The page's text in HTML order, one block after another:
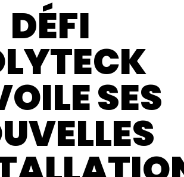
DÉFI
SES